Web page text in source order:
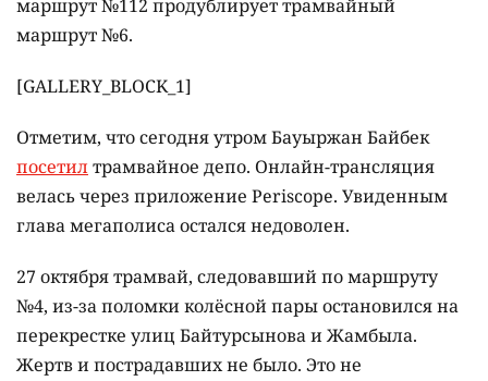
маршрут №112 продублирует трамвайный
маршрут №6.
[GALLERY_BLOCK_1]
Отметим, что сегодня утром Бауыржан Байбек
посетилтрамвайное депо. Онлайн-трансляция
велась через приложение Periscope. Увиденным
глава мегаполиса остался недоволен.
27 октября трамвай, следовавший по маршруту
№4, из-за поломки колёсной пары остановился на
перекрестке улиц Байтурсынова и Жамбыла.
Жертв и пострадавших не было. Это не